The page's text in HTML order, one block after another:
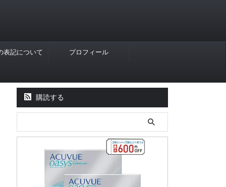
表記について プロフィール
購読する